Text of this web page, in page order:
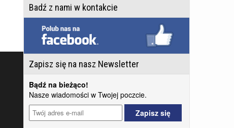
Badź z nami w kontakcie
Zapisz się na nasz Newsletter
Bądź na bieżąco!
Nasze wiadomości w Twojej poczcie.